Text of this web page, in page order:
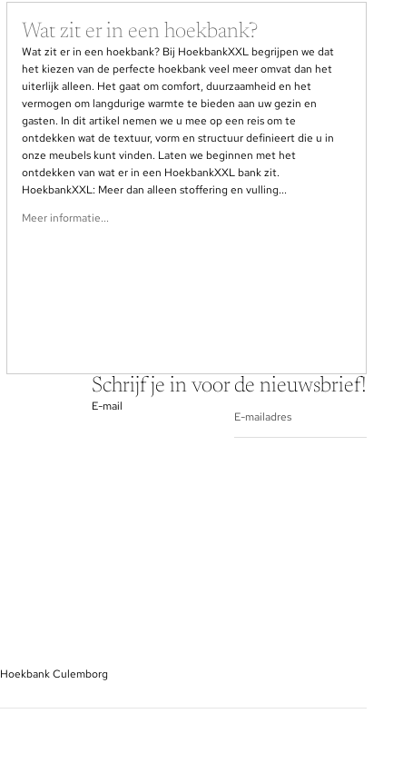
Wat zit er in een hoekbank?
Wat zit er in een hoekbank? Bij HoekbankXXL begrijpen we dat
het kiezen van de perfecte hoekbank veel meer omvat dan het
uiterlijk alleen. Het gaat om comfort, duurzaamheid en het
vermogen om langdurige warmte te bieden aan uw gezin en
gasten. In dit artikel nemen we u mee op een reis om te
ontdekken wat de textuur, vorm en structuur definieert die u in
onze meubels kunt vinden. Laten we beginnen met het
ontdekken van wat er in een HoekbankXXL bank zit.
HoekbankXXL: Meer dan alleen stoffering en vulling...
Meer informatie...
Schrijf je in voor de nieuwsbrief!
E-mail
Hoekbank Culemborg